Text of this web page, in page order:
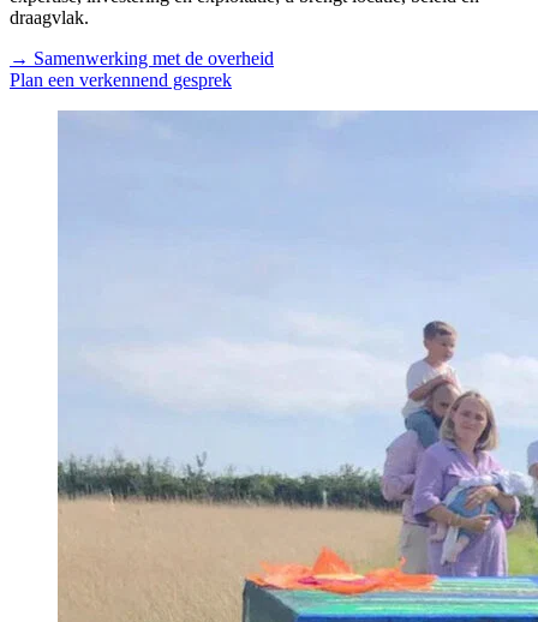
draagvlak.
→ Samenwerking met de overheid
Plan een verkennend gesprek